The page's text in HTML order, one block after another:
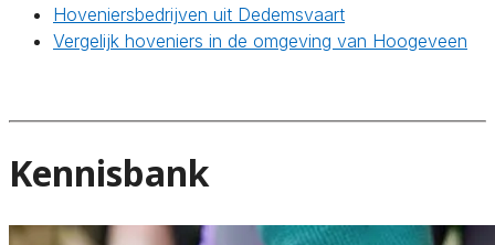
Hoveniersbedrijven uit Dedemsvaart
Vergelijk hoveniers in de omgeving van Hoogeveen
Kennisbank